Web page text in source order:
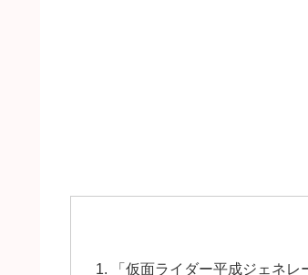
「仮面ライダー平成ジェネ